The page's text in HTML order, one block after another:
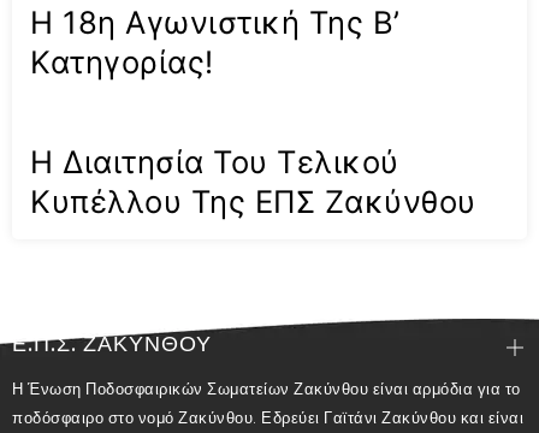
Η 18η Αγωνιστική Της Β’
Κατηγορίας!
Η Διαιτησία Του Τελικού
Κυπέλλου Της ΕΠΣ Ζακύνθου
Ε.Π.Σ. ΖΑΚΥΝΘΟΥ
Η Ένωση Ποδοσφαιρικών Σωματείων Ζακύνθου είναι αρμόδια για το
ποδόσφαιρο στο νομό Ζακύνθου. Εδρεύει Γαϊτάνι Ζακύνθου και είναι